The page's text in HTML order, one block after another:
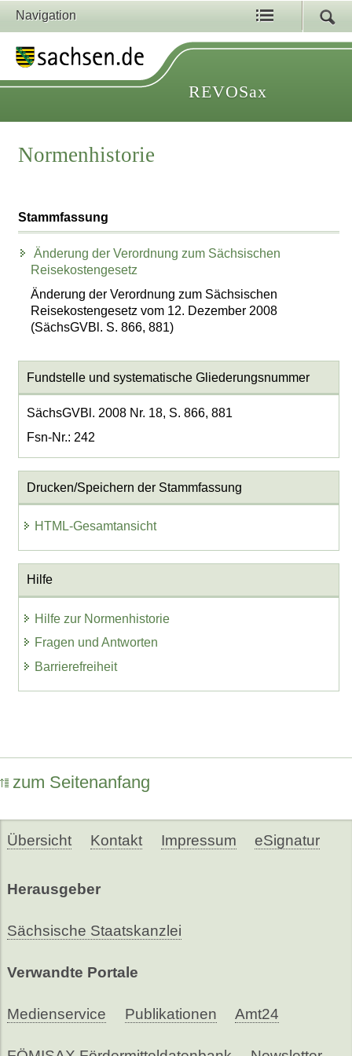
Navigation
REVOSax
Normenhistorie
Stammfassung
Änderung der Verordnung zum Sächsischen
Reisekostengesetz
Änderung der Verordnung zum Sächsischen
Reisekostengesetz vom 12. Dezember 2008
(SächsGVBl. S. 866, 881)
Fundstelle und systematische Gliederungsnummer
SächsGVBl. 2008 Nr. 18, S. 866, 881
Fsn-Nr.: 242
Drucken/Speichern der Stammfassung
HTML-Gesamtansicht
Hilfe
Hilfe zur Normenhistorie
Fragen und Antworten
Barrierefreiheit
zum Seitenanfang
Übersicht Kontakt Impressum eSignatur
Herausgeber
Sächsische Staatskanzlei
Verwandte Portale
Medienservice Publikationen Amt24